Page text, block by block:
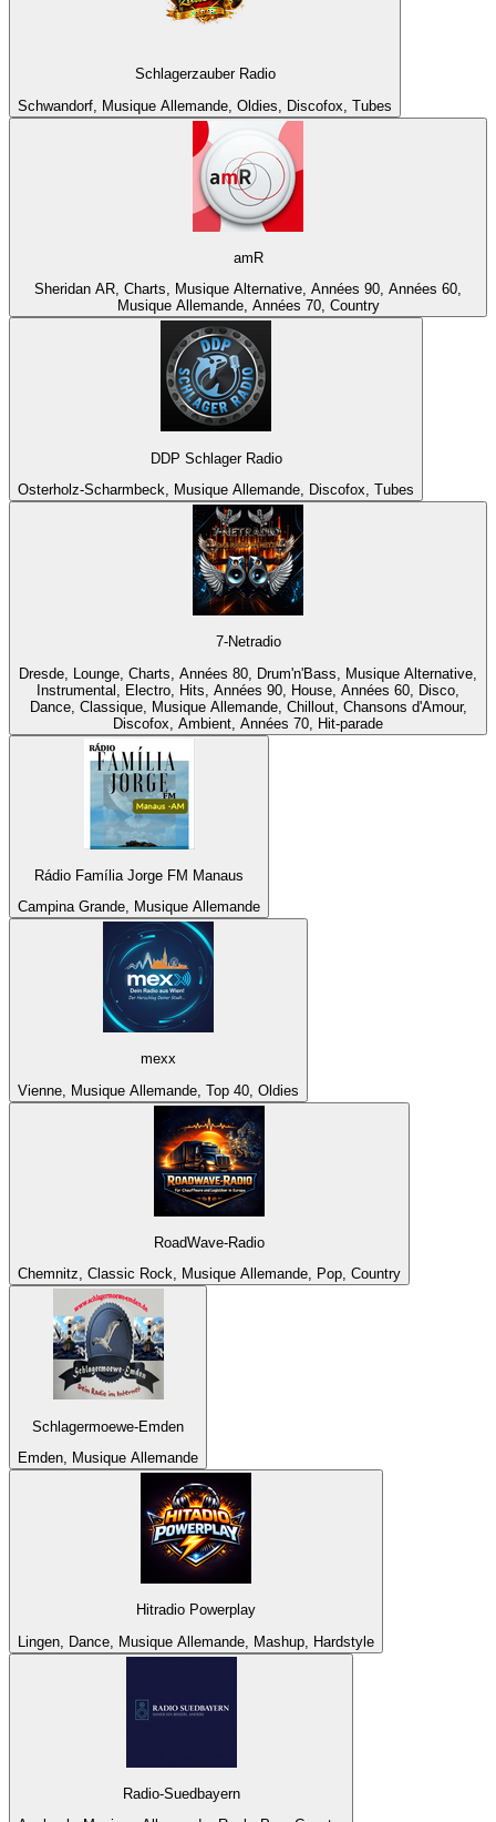
Schlagerzauber Radio
Schwandorf, Musique Allemande, Oldies, Discofox, Tubes
amR
Sheridan AR, Charts, Musique Alternative, Années 90, Années 60,
Musique Allemande, Années 70, Country
DDP Schlager Radio
Osterholz-Scharmbeck, Musique Allemande, Discofox, Tubes
7-Netradio
Dresde, Lounge, Charts, Années 80, Drum'n'Bass, Musique Alternative,
Instrumental, Electro, Hits, Années 90, House, Années 60, Disco,
Dance, Classique, Musique Allemande, Chillout, Chansons d'Amour,
Discofox, Ambient, Années 70, Hit-parade
Rádio Família Jorge FM Manaus
Campina Grande, Musique Allemande
mexx
Vienne, Musique Allemande, Top 40, Oldies
RoadWave-Radio
Chemnitz, Classic Rock, Musique Allemande, Pop, Country
Schlagermoewe-Emden
Emden, Musique Allemande
Hitradio Powerplay
Lingen, Dance, Musique Allemande, Mashup, Hardstyle
Radio-Suedbayern